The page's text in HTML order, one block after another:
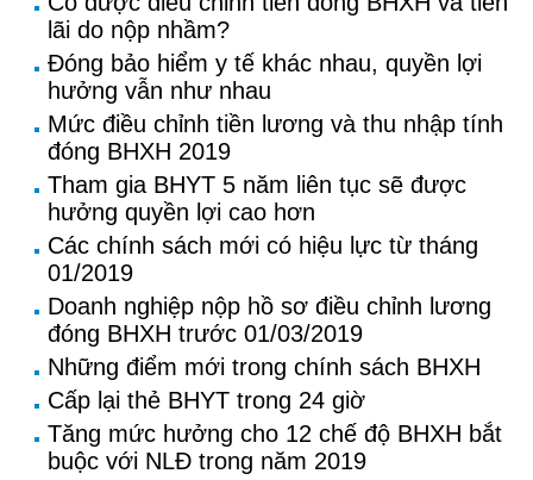
lãi do nộp nhầm?
Đóng bảo hiểm y tế khác nhau, quyền lợi
hưởng vẫn như nhau
Mức điều chỉnh tiền lương và thu nhập tính
đóng BHXH 2019
Tham gia BHYT 5 năm liên tục sẽ được
hưởng quyền lợi cao hơn
Các chính sách mới có hiệu lực từ tháng
01/2019
Doanh nghiệp nộp hồ sơ điều chỉnh lương
đóng BHXH trước 01/03/2019
Những điểm mới trong chính sách BHXH
Cấp lại thẻ BHYT trong 24 giờ
Tăng mức hưởng cho 12 chế độ BHXH bắt
buộc với NLĐ trong năm 2019